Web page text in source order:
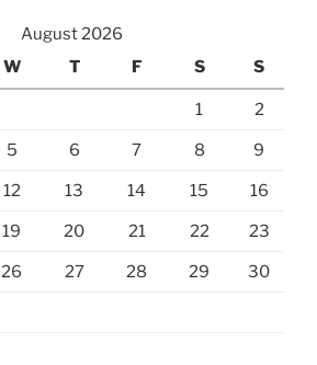
August 2026
W T F S S
1 2
5 6 7 8 9
12 13 14 15 16
19 20 21 22 23
26 27 28 29 30